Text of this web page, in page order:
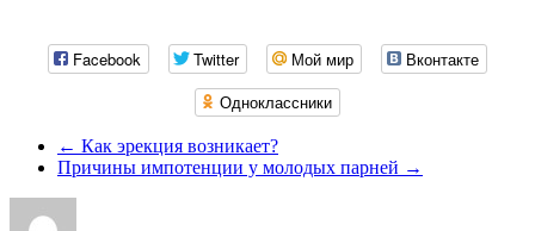
Facebook Twitter Мой мир
Вконтакте
Одноклассники
← Как эрекция возникает?
Причины импотенции у молодых парней →